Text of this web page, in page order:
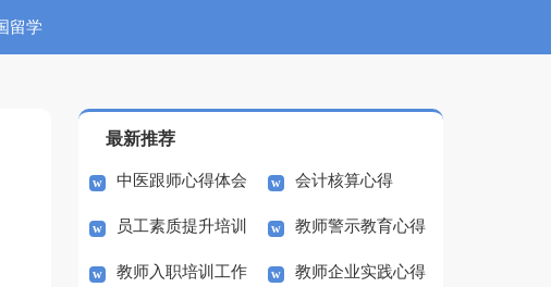
留学
最新推荐
中医跟师心得体会 会计核算心得
员工素质提升培训
心得体会
教师警示教育心得
体会
教师入职培训工作 教师企业实践心得